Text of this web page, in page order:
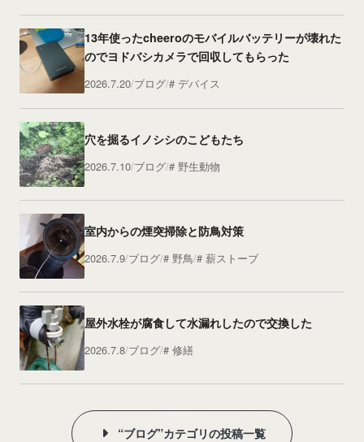
13年使ったcheeroのモバイルバッテリーが壊れた
のでヨドバシカメラで回収してもらった
2026.7.20 ブログ デバイス
穴を掘るイノシシのこどもたち
2026.7.10 ブログ 野生動物
室内からの煙突掃除と防鳥対策
2026.7.9 ブログ 野鳥 薪ストーブ
屋外水栓が腐食して水漏れしたので交換した
2026.7.8 ブログ 修繕
“ブログ”カテゴリの投稿一覧